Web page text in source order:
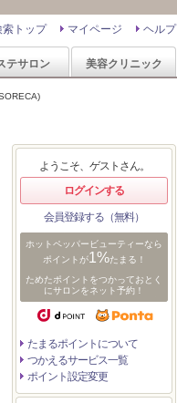
ヘルプ
マイページ
索トップ
テサロン 美容クリニック
ようこそ、ゲストさん。
ログインする
会員登録する（無料）
ホットペッパービューティーなら
ポイントが1%たまる！
ためたポイントをつかっておとく
にサロンをネット予約！
たまるポイントについて
つかえるサービス一覧
ポイント設定変更